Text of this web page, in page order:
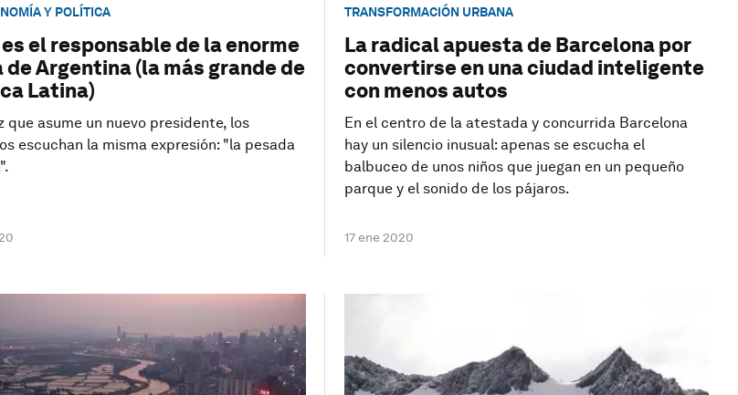
Y POLÍTICA
el responsable de la enorme
de Argentina (la más grande de
Latina)
que asume un nuevo presidente, los
escuchan la misma expresión: "la pesada
TRANSFORMACIÓN URBANA
La radical apuesta de Barcelona por
convertirse en una ciudad inteligente
con menos autos
En el centro de la atestada y concurrida Barcelona
hay un silencio inusual: apenas se escucha el
balbuceo de unos niños que juegan en un pequeño
parque y el sonido de los pájaros.
17 ene 2020